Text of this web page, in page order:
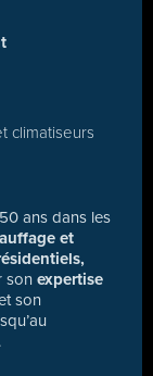
climatiseurs
ans dans les
et
son expertise
son